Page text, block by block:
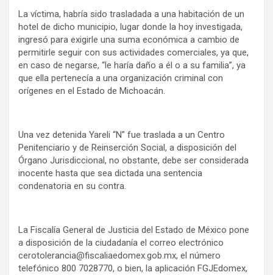
La víctima, habría sido trasladada a una habitación de un
hotel de dicho municipio, lugar donde la hoy investigada,
ingresó para exigirle una suma económica a cambio de
permitirle seguir con sus actividades comerciales, ya que,
en caso de negarse, “le haría daño a él o a su familia”, ya
que ella pertenecía a una organización criminal con
orígenes en el Estado de Michoacán.
Una vez detenida Yareli “N” fue traslada a un Centro
Penitenciario y de Reinserción Social, a disposición del
Órgano Jurisdiccional, no obstante, debe ser considerada
inocente hasta que sea dictada una sentencia
condenatoria en su contra.
La Fiscalía General de Justicia del Estado de México pone
a disposición de la ciudadanía el correo electrónico
cerotolerancia@fiscaliaedomex.gob.mx, el número
telefónico 800 7028770, o bien, la aplicación FGJEdomex,